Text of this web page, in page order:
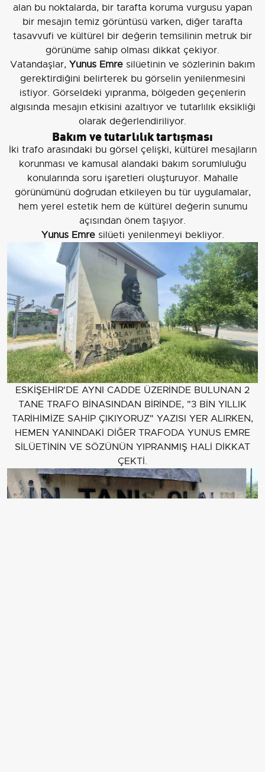
alan bu noktalarda, bir tarafta koruma vurgusu yapan
bir mesajın temiz görüntüsü varken, diğer tarafta
tasavvufi ve kültürel bir değerin temsilinin metruk bir
görünüme sahip olması dikkat çekiyor.
Vatandaşlar, Yunus Emre silüetinin ve sözlerinin bakım
gerektirdiğini belirterek bu görselin yenilenmesini
istiyor. Görseldeki yıpranma, bölgeden geçenlerin
algısında mesajın etkisini azaltıyor ve tutarlılık eksikliği
olarak değerlendiriliyor.
Bakım ve tutarlılık tartışması
İki trafo arasındaki bu görsel çelişki, kültürel mesajların
korunması ve kamusal alandaki bakım sorumluluğu
konularında soru işaretleri oluşturuyor. Mahalle
görünümünü doğrudan etkileyen bu tür uygulamalar,
hem yerel estetik hem de kültürel değerin sunumu
açısından önem taşıyor.
Yunus Emresilüeti yenilenmeyi bekliyor.
ESKİŞEHİR'DE AYNI CADDE ÜZERİNDE BULUNAN 2
TANE TRAFO BİNASINDAN BİRİNDE, "3 BİN YILLIK
TARİHİMİZE SAHİP ÇIKIYORUZ" YAZISI YER ALIRKEN,
HEMEN YANINDAKİ DİĞER TRAFODA YUNUS EMRE
SİLÜETİNİN VE SÖZÜNÜN YIPRANMIŞ HALİ DİKKAT
ÇEKTİ.